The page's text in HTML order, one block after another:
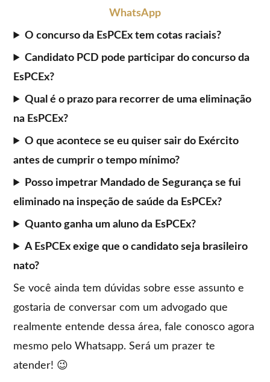
WhatsApp
O concurso da EsPCEx tem cotas raciais?
Candidato PCD pode participar do concurso da
EsPCEx?
Qual é o prazo para recorrer de uma eliminação
na EsPCEx?
O que acontece se eu quiser sair do Exército
antes de cumprir o tempo mínimo?
Posso impetrar Mandado de Segurança se fui
eliminado na inspeção de saúde da EsPCEx?
Quanto ganha um aluno da EsPCEx?
A EsPCEx exige que o candidato seja brasileiro
nato?
Se você ainda tem dúvidas sobre esse assunto e
gostaria de conversar com um advogado que
realmente entende dessa área, fale conosco agora
mesmo pelo Whatsapp. Será um prazer te
atender! 😉